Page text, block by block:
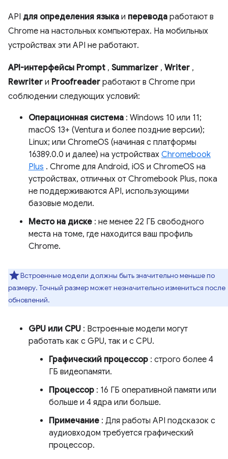
API для определения языка и перевода работают в
Chrome на настольных компьютерах. На мобильных
устройствах эти API не работают.
API-интерфейсы Prompt , Summarizer , Writer ,
Rewriter и Proofreader работают в Chrome при
соблюдении следующих условий:
Операционная система : Windows 10 или 11;
macOS 13+ (Ventura и более поздние версии);
Linux; или ChromeOS (начиная с платформы
16389.0.0 и далее) на устройствах Chromebook
Plus . Chrome для Android, iOS и ChromeOS на
устройствах, отличных от Chromebook Plus, пока
не поддерживаются API, использующими
базовые модели.
Место на диске : не менее 22 ГБ свободного
места на томе, где находится ваш профиль
Chrome.
Встроенные модели должны быть значительно меньше по
размеру. Точный размер может незначительно измениться после
обновлений.
GPU или CPU : Встроенные модели могут
работать как с GPU, так и с CPU.
Графический процессор : строго более 4
ГБ видеопамяти.
Процессор : 16 ГБ оперативной памяти или
больше и 4 ядра или больше.
Примечание : Для работы API подсказок с
аудиовходом требуется графический
процессор.